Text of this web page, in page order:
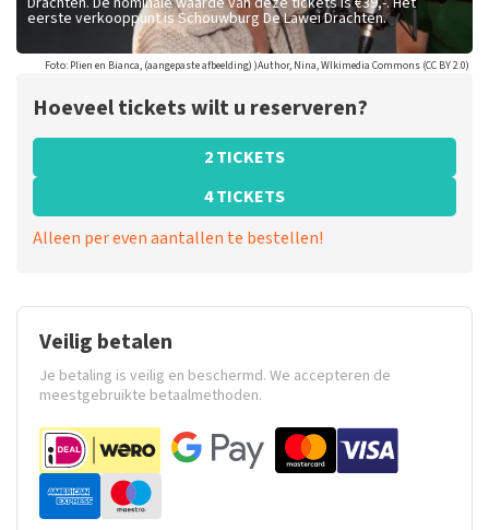
eerste verkooppunt is Schouwburg De Lawei Drachten.
Foto: Plien en Bianca, (aangepaste afbeelding) )Author, Nina, WIkimedia Commons (CC BY 2.0)
Hoeveel tickets wilt u reserveren?
2 TICKETS
4 TICKETS
Alleen per even aantallen te bestellen!
Veilig betalen
Je betaling is veilig en beschermd. We accepteren de
meestgebruikte betaalmethoden.